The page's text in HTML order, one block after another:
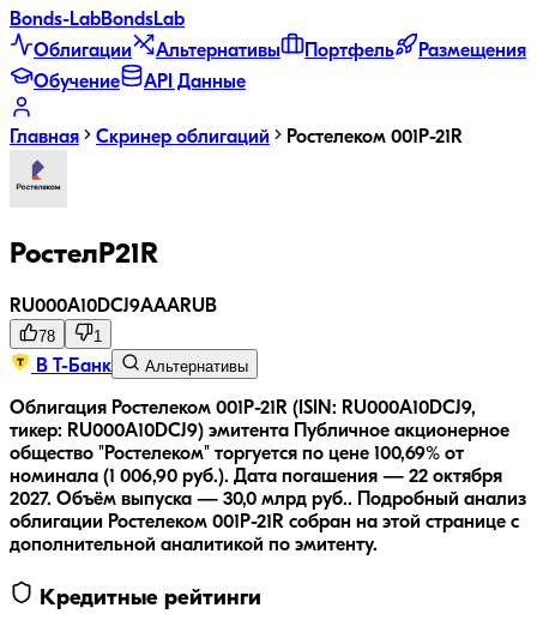
Bonds-LabBondsLab
Облигации
Альтернативы Портфель
Размещения
Обучение
API Данные
Главная Скринер облигаций Ростелеком 001P-21R
РостелP21R
RU000A10DCJ9AAARUB
78 1
В Т-Банк Альтернативы
Облигация Ростелеком 001P-21R (ISIN: RU000A10DCJ9,
тикер: RU000A10DCJ9) эмитента Публичное акционерное
общество "Ростелеком" торгуется по цене 100,69% от
номинала (1 006,90 руб.). Дата погашения — 22 октября
2027. Объём выпуска — 30,0 млрд руб..
Подробный анализ
облигации Ростелеком 001P-21R собран на этой странице с
дополнительной аналитикой по эмитенту.
Кредитные рейтинги